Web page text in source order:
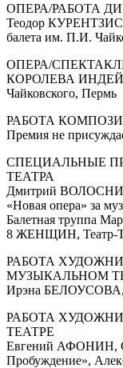
ОПЕРА/РАБОТА
Теодор КУРЕНТЗИС,
балета им. П.И.
ОПЕРА/
КОРОЛЕВА
Чайковского, Пермь
РАБОТА
Премия не
СПЕЦИАЛЬНЫЕ
ТЕАТРА
Дмитрий
«Новая опера» за
Балетная труппа
8 ЖЕНЩИН, Театр-
РАБОТА
МУЗЫКАЛЬНОМ
Ирэна БЕЛОУСОВА,
РАБОТА
ТЕАТРЕ
Евгений АФОНИН,
Пробуждение»,